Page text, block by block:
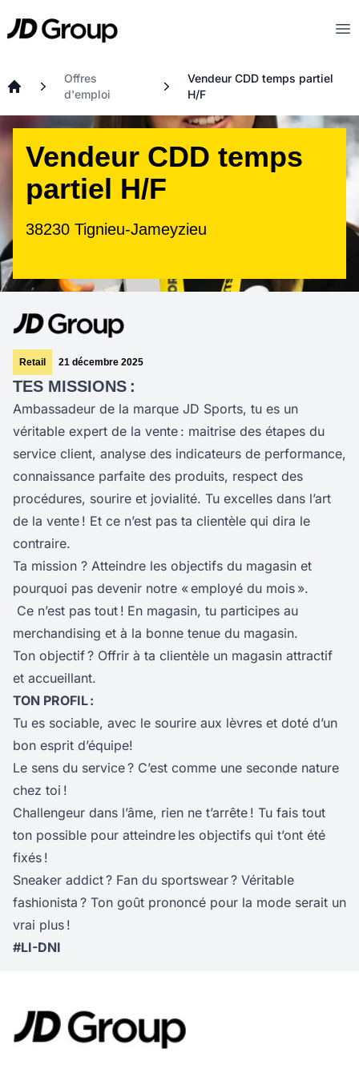
JD
Offres
d'emploi
Vendeur CDD temps partiel
H/F
Vendeur CDD temps
partiel H/F
38230 Tignieu-Jameyzieu
Retail 21 décembre 2025
TES MISSIONS :
Ambassadeur de la marque JD Sports, tu es un
véritable expert de la vente : maitrise des étapes du
service client, analyse des indicateurs de performance,
connaissance parfaite des produits, respect des
procédures, sourire et jovialité. Tu excelles dans l’art
de la vente ! Et ce n’est pas ta clientèle qui dira le
contraire.
Ta mission ? Atteindre les objectifs du magasin et
pourquoi pas devenir notre « employé du mois ».
Ce n’est pas tout ! En magasin, tu participes au
merchandising et à la bonne tenue du magasin.
Ton objectif ? Offrir à ta clientèle un magasin attractif
et accueillant.
TON PROFIL :
Tu es sociable, avec le sourire aux lèvres et doté d’un
bon esprit d’équipe!
Le sens du service ? C’est comme une seconde nature
chez toi !
Challengeur dans l’âme, rien ne t’arrête ! Tu fais tout
ton possible pour atteindre les objectifs qui t’ont été
fixés !
Sneaker addict ? Fan du sportswear ? Véritable
fashionista ? Ton goût prononcé pour la mode serait un
vrai plus !
#LI-DNI